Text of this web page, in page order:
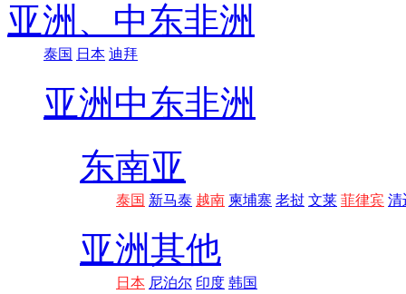
亚洲、 中东非洲
泰国 日本 迪拜
亚洲 中东非洲
东南亚
泰国 新马泰 越南 柬埔寨 老挝 文莱 菲律宾 清
亚洲其他
日本 尼泊尔 印度 韩国